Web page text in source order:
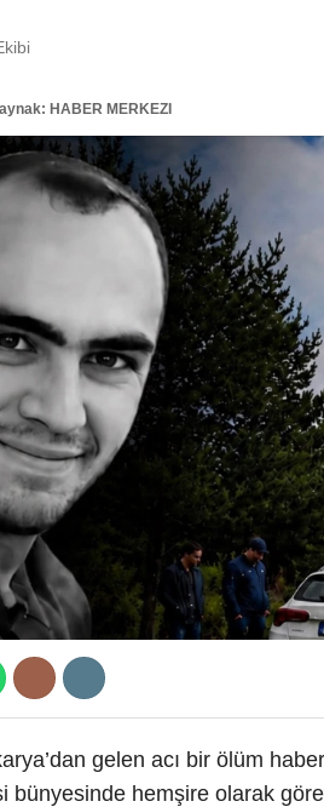
HABER MERKEZI
gelen acı bir ölüm
bünyesinde hemşire olarak